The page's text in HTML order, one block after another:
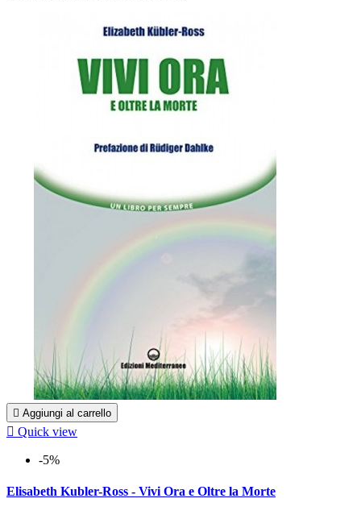
 Aggiungi al carrello
 Quick view
-5%
Elisabeth Kubler-Ross - Vivi Ora e Oltre la Morte